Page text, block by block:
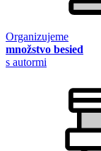
Organizujeme
množstvo besied
s autormi